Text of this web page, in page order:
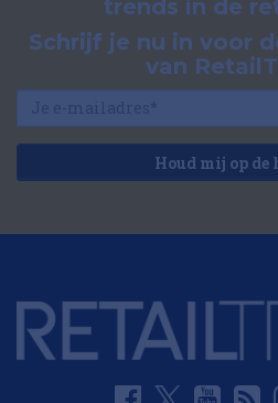
trends in de
Schrijf je nu in voor
van
Houd mij op de